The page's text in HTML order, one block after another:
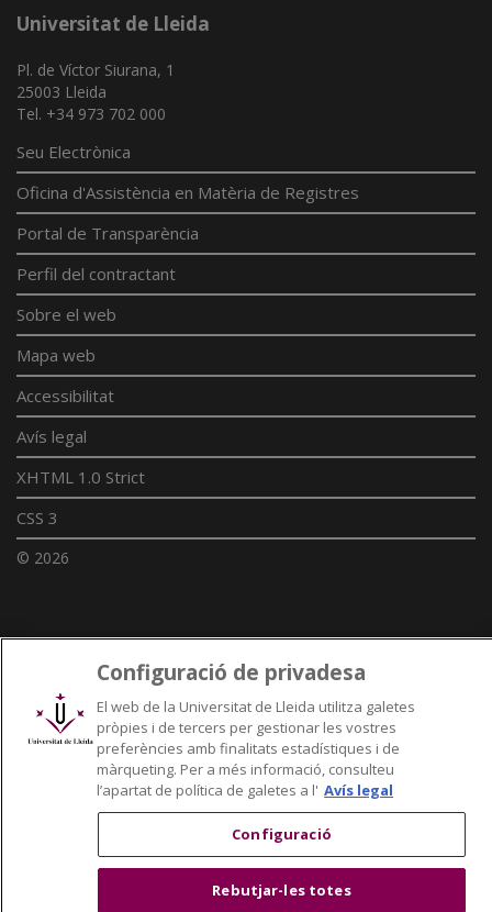
Universitat de Lleida
Pl. de Víctor Siurana, 1
25003 Lleida
Tel. +34 973 702 000
Seu Electrònica
Oficina d'Assistència en Matèria de Registres
Portal de Transparència
Perfil del contractant
Sobre el web
Mapa web
Accessibilitat
Avís legal
XHTML 1.0 Strict
CSS 3
© 2026
Enllaços UdL
Xarxes universitàries
Configuració de privadesa
El web de la Universitat de Lleida utilitza galetes
pròpies i de tercers per gestionar les vostres
preferències amb finalitats estadístiques i de
màrqueting. Per a més informació, consulteu
l’apartat de política de galetes a l' Avís legal
Configuració
Rebutjar-les totes